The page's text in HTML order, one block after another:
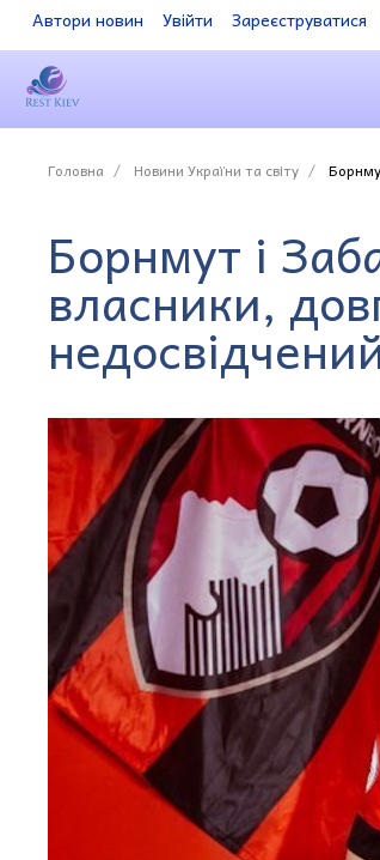
Автори новин Увійти Зареєструватися
Головна Новини України та світу
Борнмут і
власники,